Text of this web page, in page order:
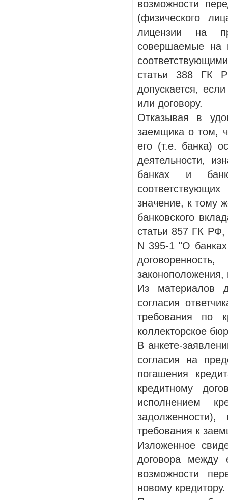
возможности
(физического
лицензии на
совершаемые на
статьи 388 ГК
допускается,
или договору.
Отказывая в
заемщика о том,
его (т.е. банка)
деятельности,
банках и
значение, к тому
банковского
статьи 857 ГК РФ,
N 395-1 "О
Из материалов
согласия
требования по
коллекторское
В анкете-
согласия на
погашения
кредитному
исполнением
требования к
Изложенное
договора между
возможности
новому кредитору.